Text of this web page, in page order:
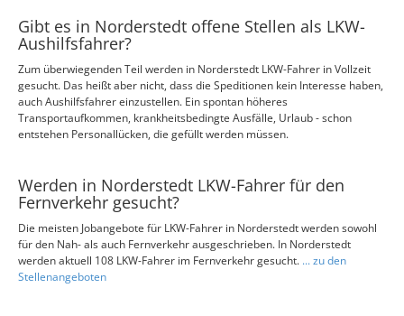
Gibt es in Norderstedt offene Stellen als LKW-
Aushilfsfahrer?
Zum überwiegenden Teil werden in Norderstedt LKW-Fahrer in Vollzeit
gesucht. Das heißt aber nicht, dass die Speditionen kein Interesse haben,
auch Aushilfsfahrer einzustellen. Ein spontan höheres
Transportaufkommen, krankheitsbedingte Ausfälle, Urlaub - schon
entstehen Personallücken, die gefüllt werden müssen.
Werden in Norderstedt LKW-Fahrer für den
Fernverkehr gesucht?
Die meisten Jobangebote für LKW-Fahrer in Norderstedt werden sowohl
für den Nah- als auch Fernverkehr ausgeschrieben. In Norderstedt
werden aktuell 108 LKW-Fahrer im Fernverkehr gesucht. ... zu den
Stellenangeboten